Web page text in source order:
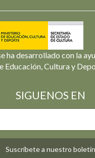
ha desarrollado con la
Educación, Cultura y
SIGUENOS EN
Suscríbete a nuestro boletín